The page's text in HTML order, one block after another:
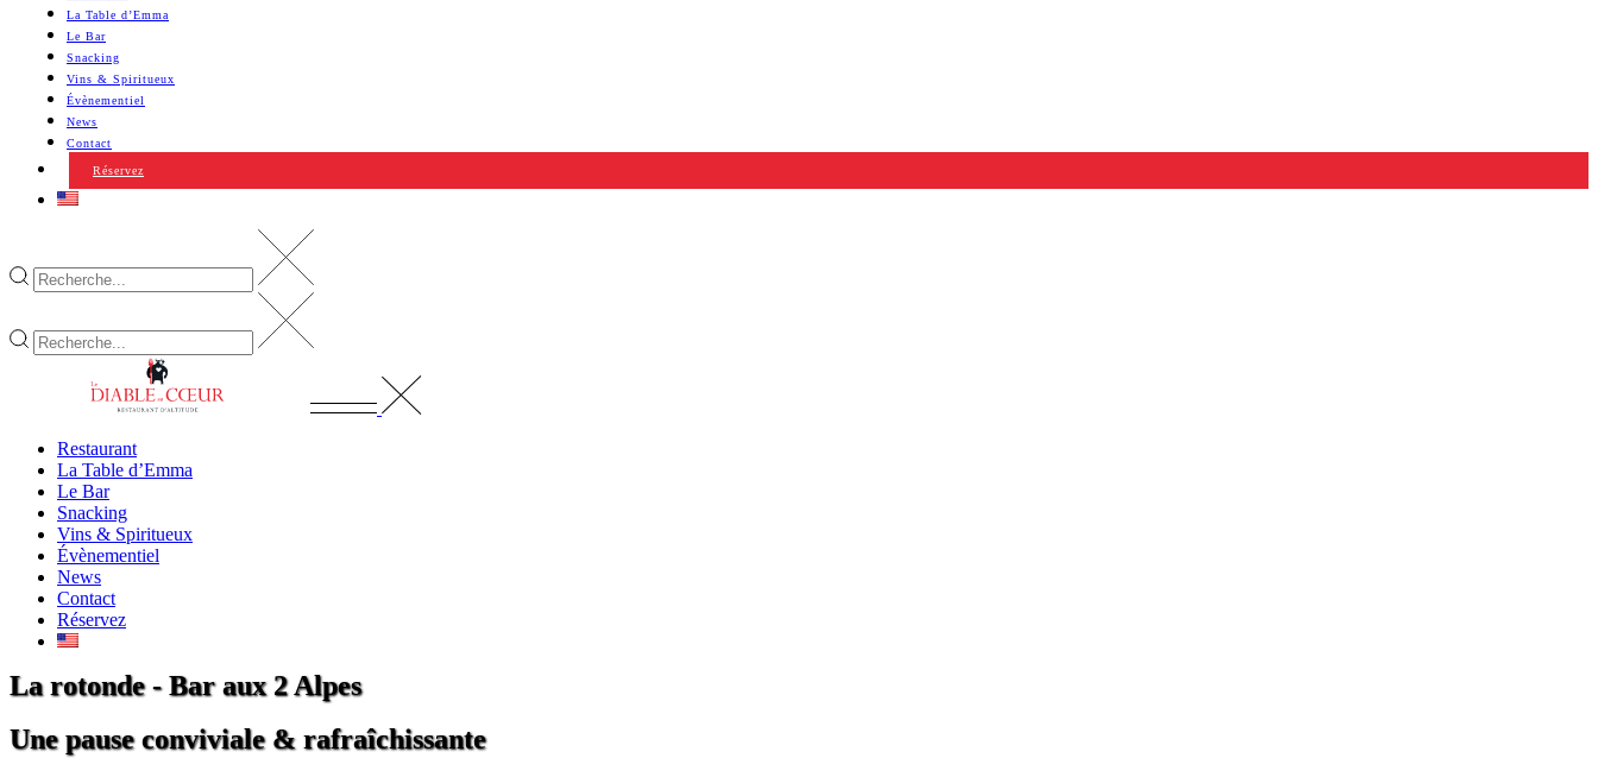
La Table d’Emma
Le Bar
Snacking
Vins & Spiritueux
Évènementiel
News
Contact
Réservez
Restaurant
La Table d’Emma
Le Bar
Snacking
Vins & Spiritueux
Évènementiel
News
Contact
Réservez
La rotonde - Bar aux 2 Alpes
Une pause conviviale & rafraîchissante